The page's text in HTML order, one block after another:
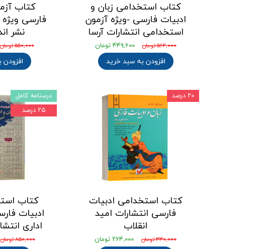
کتاب استخدامی زبان و
ادبیات فارسی -ویژه آزمون
استخدامی انتشارات آرسا
۵۶۲,۰۰۰ تومان ۴۴۹,۶۰۰ تومان
افزودن به سبد خرید
کتاب
فارسی ویژه
نشر
۵۵۰,۰۰۰ تومان
کتاب استخدامی ادبیات
فارسی انتشارات امید
انقلاب
۳۳۰,۰۰۰ تومان ۲۶۴,۰۰۰ تومان
۲۰ درصد
کتاب
ادبیات
اداری
۸۵۰,۰۰۰ تومان
درسنامه کامل
۲۵ درصد